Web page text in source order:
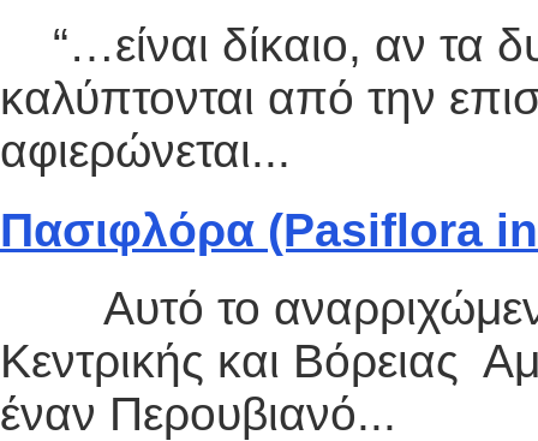
“…είναι δίκαιο, αν τα
καλύπτονται από την
αφιερώνεται...
Πασιφλόρα (Pasiflora
Αυτό το
Κεντρικής και Βόρειας
έναν Περουβιανό...